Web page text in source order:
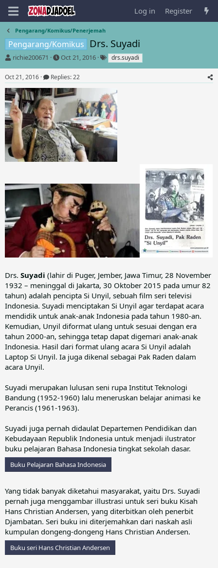
Log in Register
Pengarang/Komikus/Penerjemah
Pengarang/Komikus Drs. Suyadi
T
r
e
a
d
s
t
a
r
e
r
richie200671
S
a
r
t
d
a
e
Oct 21, 2016
T
a
s
drs.suyadi
Oct 21, 2016 Replies: 22
Drs. Suyadi (lahir di Puger, Jember, Jawa Timur, 28 November
1932 – meninggal di Jakarta, 30 Oktober 2015 pada umur 82
tahun) adalah pencipta Si Unyil, sebuah film seri televisi
Indonesia. Suyadi menciptakan Si Unyil agar terdapat acara
mendidik untuk anak-anak Indonesia pada tahun 1980-an.
Kemudian, Unyil diformat ulang untuk sesuai dengan era
tahun 2000-an, sehingga tetap dapat digemari anak-anak
Indonesia. Hasil dari format ulang acara Si Unyil adalah
Laptop Si Unyil. Ia juga dikenal sebagai Pak Raden dalam
acara Unyil.
Suyadi merupakan lulusan seni rupa Institut Teknologi
Bandung (1952-1960) lalu meneruskan belajar animasi ke
Perancis (1961-1963).
Suyadi juga pernah didaulat Departemen Pendidikan dan
Kebudayaan Republik Indonesia untuk menjadi ilustrator
buku pelajaran Bahasa Indonesia tingkat sekolah dasar.
Buku Pelajaran Bahasa Indonesia
Yang tidak banyak diketahui masyarakat, yaitu Drs. Suyadi
pernah juga menggambar illustrasi untuk seri buku Kisah
Hans Christian Andersen, yang diterbitkan oleh penerbit
Djambatan. Seri buku ini diterjemahkan dari naskah asli
kumpulan dongeng-dongeng Hans Christian Andersen.
Buku seri Hans Christian Andersen